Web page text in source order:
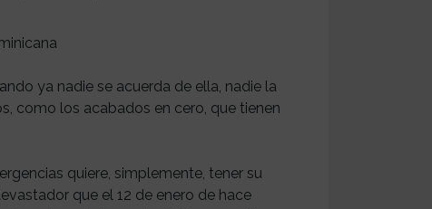
ya nadie se acuerda de ella, nadie la
como los acabados en cero, que tienen
quiere, simplemente, tener su
que el 12 de enero de hace